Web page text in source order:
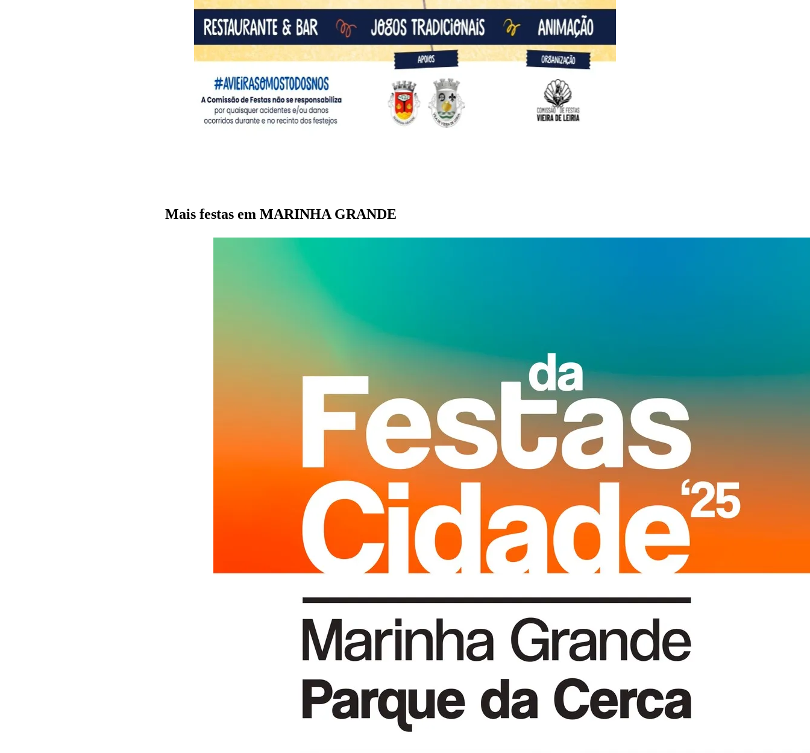
Mais festas em MARINHA GRANDE